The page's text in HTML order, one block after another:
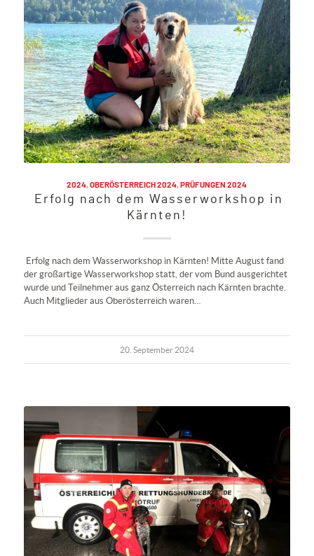
2024,OBERÖSTERREICH 2024,PRÜFUNGEN 2024
Erfolg nach dem Wasserworkshop in
Kärnten!
Erfolg nach dem Wasserworkshop in Kärnten! Mitte August fand
der großartige Wasserworkshop statt, der vom Bund ausgerichtet
wurde und Teilnehmer aus ganz Österreich nach Kärnten brachte.
Auch Mitglieder aus Oberösterreich waren…
20. September 2024